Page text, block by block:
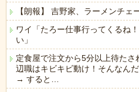
【朗報】 吉野家、ラーメンチェ
ワイ「たろー仕事行ってくるね
い」
定食屋で注文から5分以上待た
辺職はキビキビ動け！そんなん
→ すると…